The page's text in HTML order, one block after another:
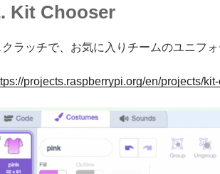
Kit Chooser
クラッチで、お気に入りチームのユニフォ
projects.raspberrypi.org/en/projects/